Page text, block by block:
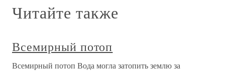
Читайте также
Всемирный потоп
Всемирный потоп Вода могла затопить землю за